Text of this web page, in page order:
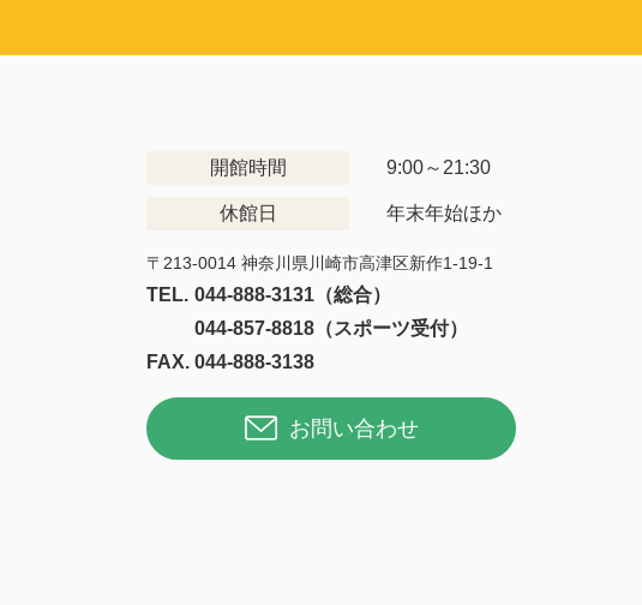
開館時間 9:00～21:30
休館日 年末年始ほか
〒213-0014 神奈川県川崎市高津区新作1-19-1
TEL. 044-888-3131（総合）
044-857-8818（スポーツ受付）
FAX. 044-888-3138
お問い合わせ